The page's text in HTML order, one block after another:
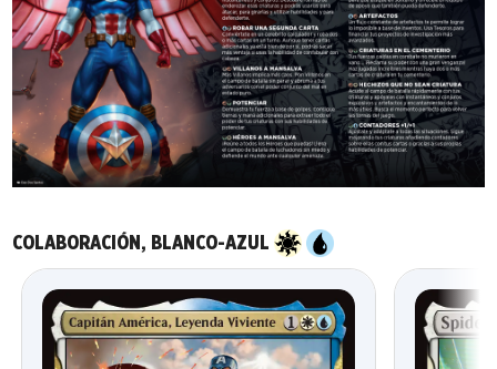
COLABORACIÓN, BLANCO-AZUL